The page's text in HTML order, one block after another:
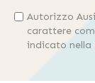
Autorizzo
carattere
indicato nella